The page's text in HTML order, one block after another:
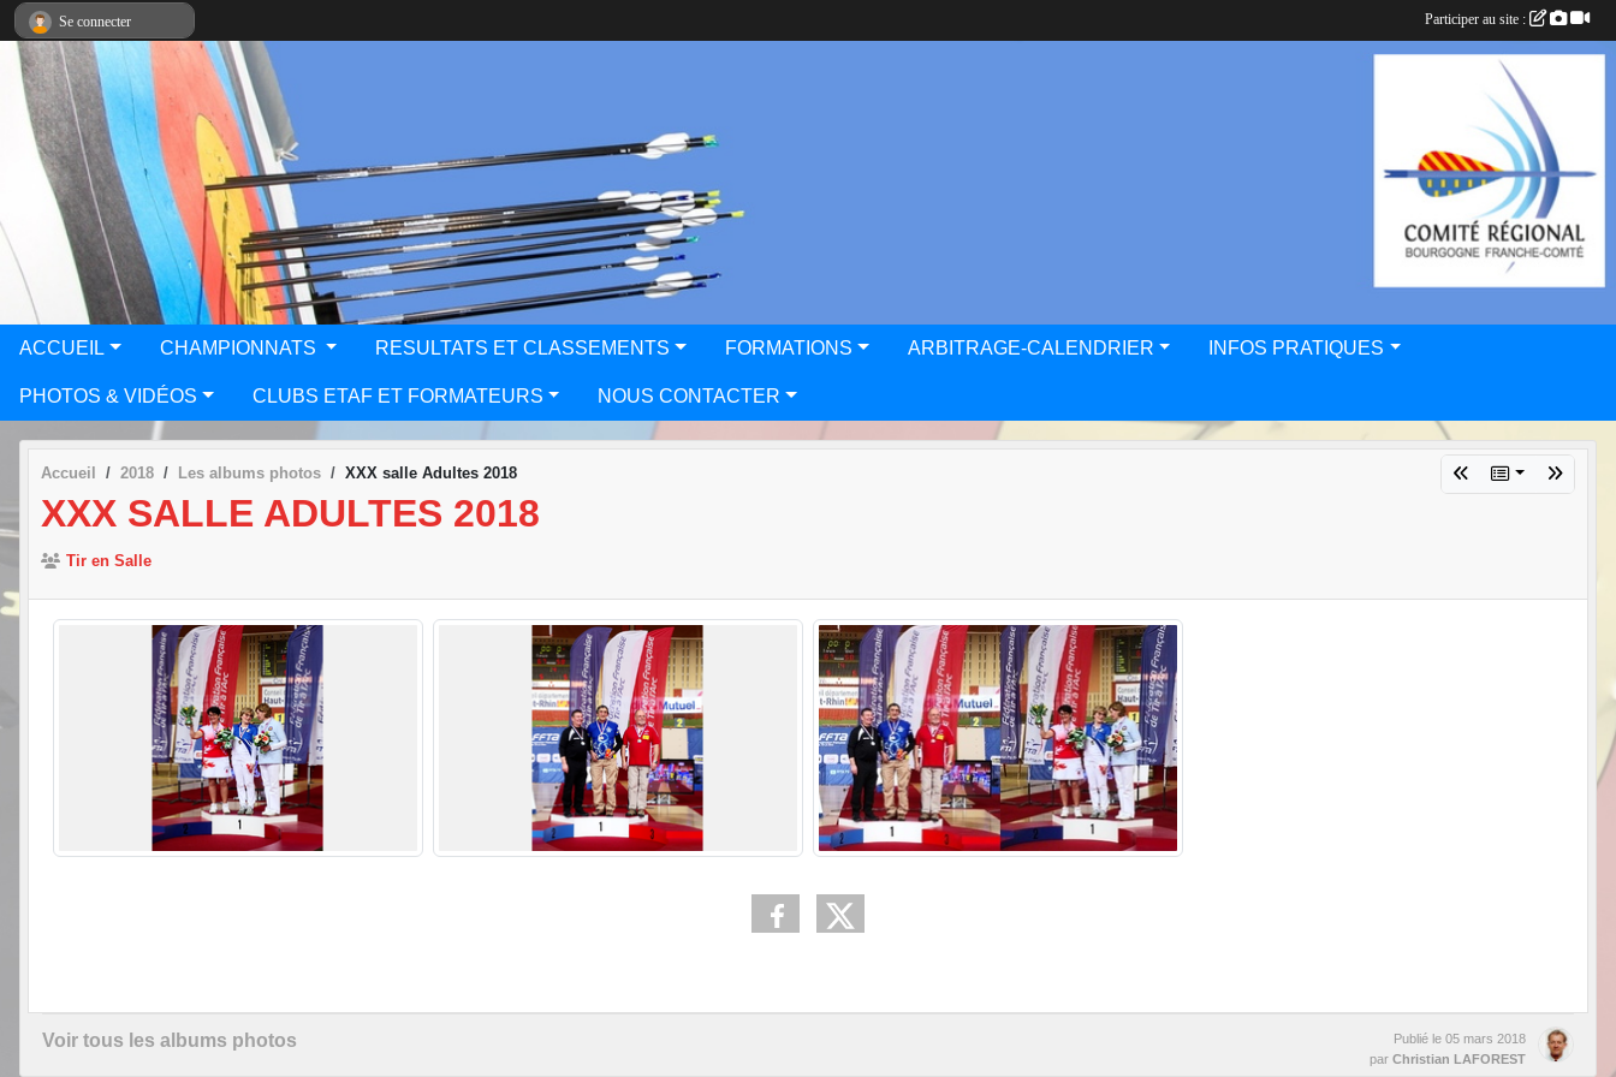
ACCUEIL CHAMPIONNATS RESULTATS ET CLASSEMENTS FORMATIONS ARBITRAGE-CALENDRIER INFOS PRATIQUES
PHOTOS & VIDÉOS CLUBS ETAF ET FORMATEURS NOUS CONTACTER
Accueil 2018 Les albums photos XXX salle Adultes 2018
XXX SALLE ADULTES 2018
Tir en Salle
Voir tous les albums photos Publié le 05 mars 2018
par Christian LAFOREST
Se connecter Participer au site :
Panneau de gestion des cookies